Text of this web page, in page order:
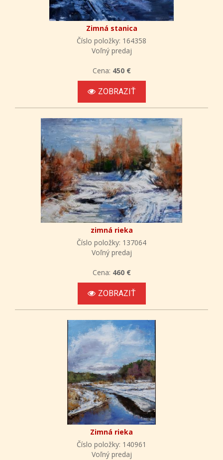
Zimná stanica
Číslo položky: 164358
Voľný predaj
Cena: 450 €
ZOBRAZIŤ
zimná rieka
Číslo položky: 137064
Voľný predaj
Cena: 460 €
ZOBRAZIŤ
Zimná rieka
Číslo položky: 140961
Voľný predaj